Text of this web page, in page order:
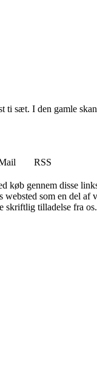
sæt. I den gamle
RSS
køb gennem disse
som en del
skriftlig tilladelse fra os.